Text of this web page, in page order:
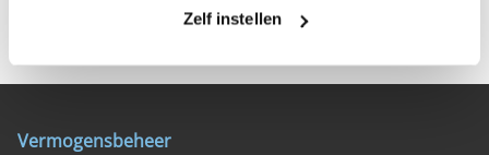
Zelf instellen
Deel op LinkedIn
Vermogensbeheer